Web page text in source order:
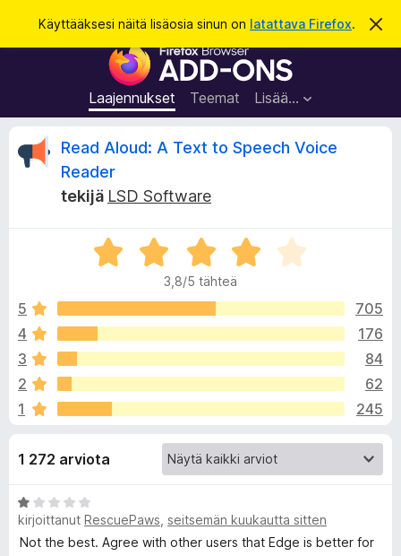
Käyttääksesi näitä lisäosia sinun on latattava Firefox.
O
i
F
r
e
f
-
e
l
a
m
e
n
l
i
s
ä
a
t
Laajennukset Teemat Lisää…
Kirjaudu sisään
A
r
o
t
l
i
s
ä
Read Aloud: A Text to Speech Voice
Reader
tekijä LSD Software
A
i
i
u
,
/
3,8/5 tähteä
5
705
4
176
3
84
2
62
1
245
1 272 arviota
A
r
v
kirjoittanut RescuePaws seitsemän kuukautta sitten
Not the best. Agree with other users that Edge is better for